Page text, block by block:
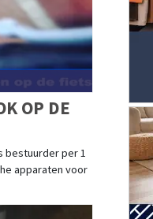
OP DE
bestuurder per 1
apparaten voor